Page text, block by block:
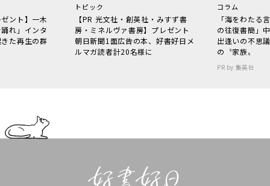
ント】一木
れ」インタ
た再生の群
トピック
【PR 光文社・創英社・みすず書
房・ミネルヴァ書房】プレゼント
朝日新聞1面広告の本、好書好日メ
ルマガ読者計20名様に
コラム
「海をわた
の往復書簡」
出逢いの不思
の〝家族〟
PR by 集英社